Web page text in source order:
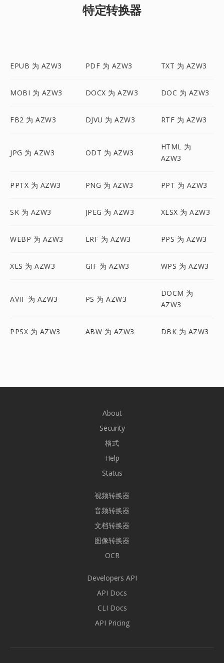
特定转换器
EPUB 为 AZW3 PDF 为 AZW3 TXT 为 AZW3
MOBI 为 AZW3 DOCX 为 AZW3 DOC 为 AZW3
FB2 为 AZW3 DJVU 为 AZW3 RTF 为 AZW3
JPG 为 AZW3 ODT 为 AZW3
HTML 为
AZW3
PPTX 为 AZW3 PNG 为 AZW3 PPT 为 AZW3
SK 为 AZW3 JPEG 为 AZW3 XLSX 为 AZW3
WEBP 为 AZW3 LRF 为 AZW3 PPS 为 AZW3
XLS 为 AZW3 GIF 为 AZW3 WPS 为 AZW3
AVIF 为 AZW3 PS 为 AZW3
DOCM 为
AZW3
PPSX 为 AZW3 ABW 为 AZW3 DBK 为 AZW3
About
Security
格式
Help
Status
视频转换器
音频转换器
文档转换器
图像转换器
OCR
Developers API
API Docs
CLI Docs
API Pricing